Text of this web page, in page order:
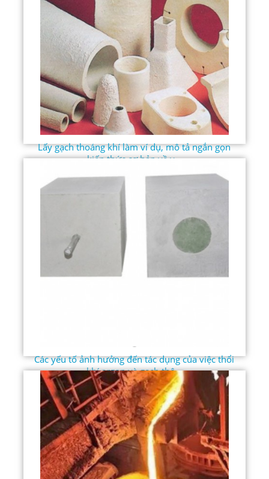
Lấy gạch thoáng khí làm ví dụ, mô tả ngắn gọn
kiến ​​thức cơ bản về v...
Các yếu tố ảnh hưởng đến tác dụng của việc thổi
khí argon và gạch thô...